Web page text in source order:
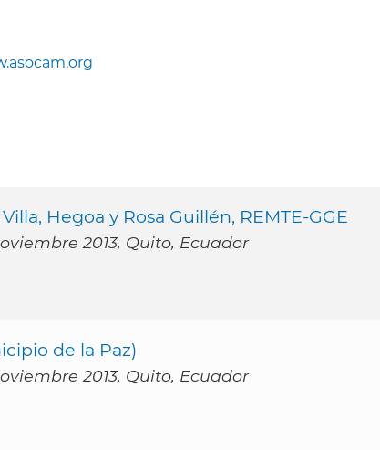
Hegoa y Rosa Guillén, REMTE-GGE
2013, Quito, Ecuador
de la Paz)
2013, Quito, Ecuador